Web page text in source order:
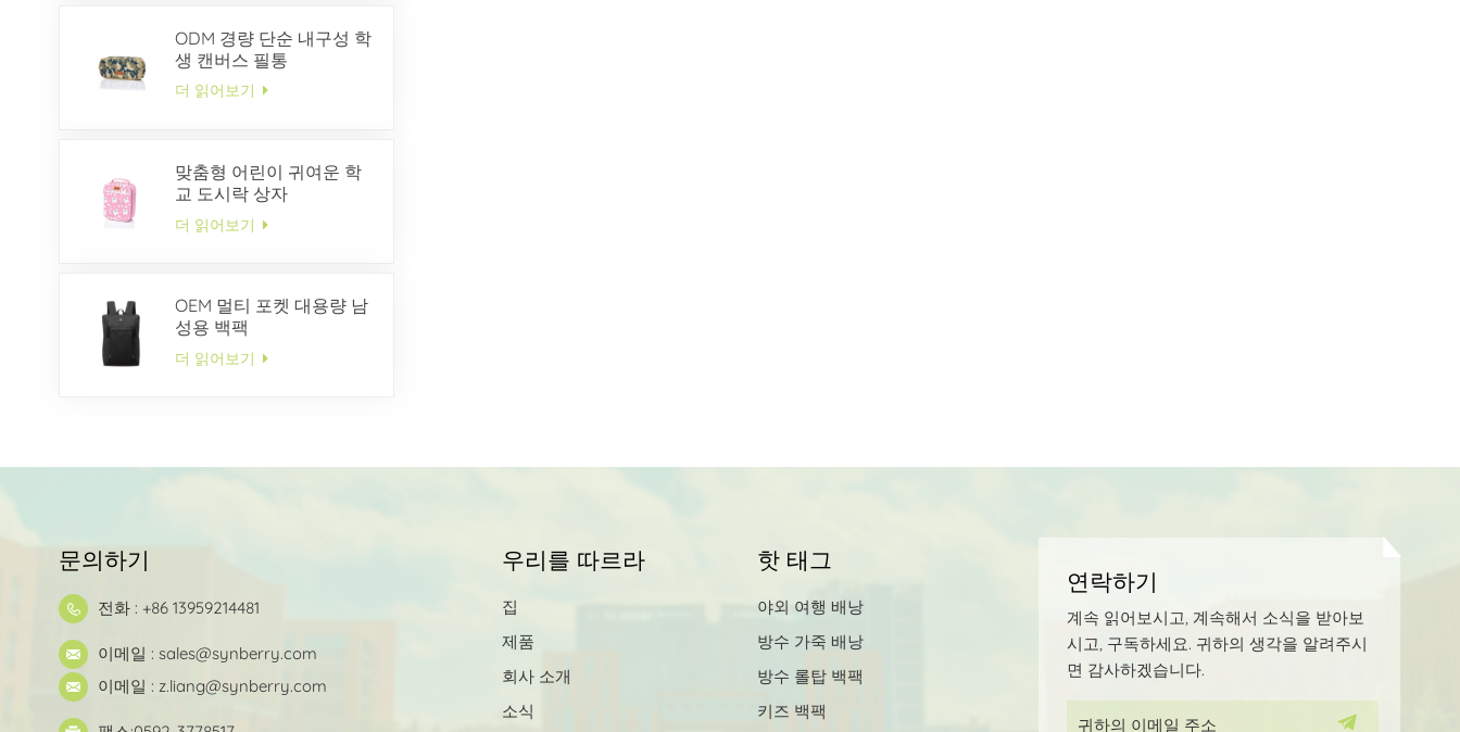
ODM 경량 단순 내구성 학
생 캔버스 필통
더 읽어보기
맞춤형 어린이 귀여운 학
교 도시락 상자
더 읽어보기
OEM 멀티 포켓 대용량 남
성용 백팩
더 읽어보기
문의하기
전화 : +86 13959214481
이메일 : sales@synberry.com
이메일 : z.liang@synberry.com
우리를 따르라
집
제품
회사 소개
소식
핫 태그
야외 여행 배낭
방수 가죽 배낭
방수 롤탑 백팩
키즈 백팩
연락하기
계속 읽어보시고, 계속해서 소식을 받아보
시고, 구독하세요. 귀하의 생각을 알려주시
면 감사하겠습니다.